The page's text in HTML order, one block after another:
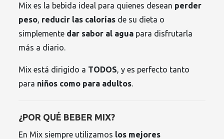
Mix es la bebida ideal para quienes desean perder
peso, reducir las calorías de su dieta o
simplemente dar sabor al agua para disfrutarla
más a diario.
Mix está dirigido a TODOS, y es perfecto tanto
para niños como para adultos.
¿POR QUÉ BEBER MIX?
En Mix siempre utilizamos los mejores